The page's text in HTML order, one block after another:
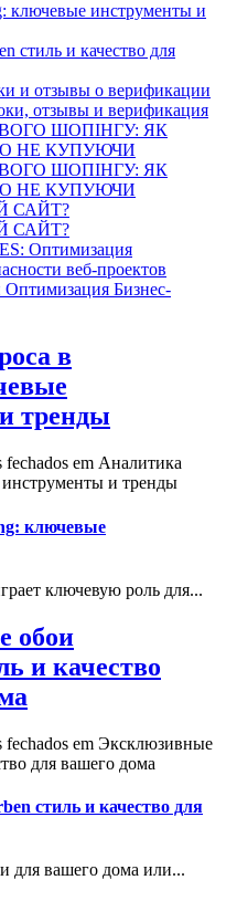
ключевые инструменты и
стиль и качество для
и отзывы о верификации
отзывы и верификация
ШОПІНГУ: ЯК
НЕ КУПУЮЧИ
ШОПІНГУ: ЯК
НЕ КУПУЮЧИ
САЙТ?
САЙТ?
Оптимизация
веб-проектов
Бизнес-
в
тренды
fechados em Аналитика
и тренды
ключевые
ключевую роль для...
обои
и качество
fechados em Эксклюзивные
для вашего дома
стиль и качество для
для вашего дома или...